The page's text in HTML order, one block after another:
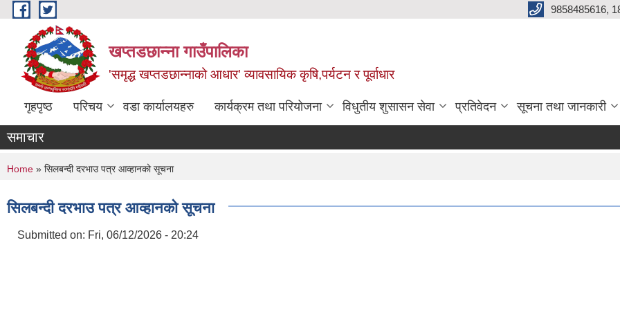
Skip to main content 9858485616,
खप्तडछान्ना गाउँपालिका
'समृद्ध खप्तडछान्नाको आधार' व्यावसायिक कृषि,पर्यटन र पूर्वाधार
गृहपृष्ठ परिचय वडा कार्यालयहरु कार्यक्रम तथा परियोजना विधुतीय शुसासन सेवा प्रतिवेदन सूचना तथा जानकारी
समाचार
You are here
Home » सिलबन्दी दरभाउ पत्र आव्हानको सूचना
सिलबन्दी दरभाउ पत्र आव्हानको सूचना
Submitted on: Fri, 06/12/2026 - 20:24